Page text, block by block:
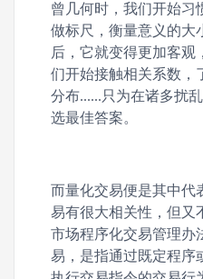
曾几何时，我们开始习
做标尺，衡量意义的大
后，它就变得更加客观
们开始接触相关系数，
分布......只为在诸多扰
选最佳答案。
而量化交易便是其中代
易有很大相关性，但又
市场程序化交易管理办
易，是指通过既定程序